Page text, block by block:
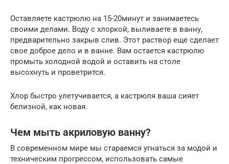
Оставляете кастрюлю на 15-20минут и занимаетесь
своими делами. Воду с хлоркой, выливаете в ванну,
предварительно закрыв слив. Этот раствор еще сделает
свое доброе дело и в ванне. Вам остается кастрюлю
промыть холодной водой и оставить на столе
высохнуть и проветрится.
Хлор быстро улетучивается, а кастрюля ваша сияет
белизной, как новая.
Чем мыть акриловую ванну?
В современном мире мы стараемся угнаться за модой и
техническим прогрессом, использовать самые